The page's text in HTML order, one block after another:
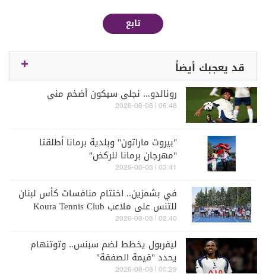
تابع
قد يعجبك أيضاً
رونالدو... نجلي سيكون أضخم مني
06:48 | 2026-08-08
"بيروت ماراتون" وبلدية برمانا أطلقتا
"مهرجان برمانا للركض"
03:41 | 2026-08-08
في بشمزين.. اختتام منافسات كأس لبنان
للتنس على ملاعب Koura Tennis Club
02:40 | 2026-08-08
ليفربول يخطط لضم سبنس.. وتوتنهام
يحدد "قيمة الصفقة"
00:29 | 2026-08-08